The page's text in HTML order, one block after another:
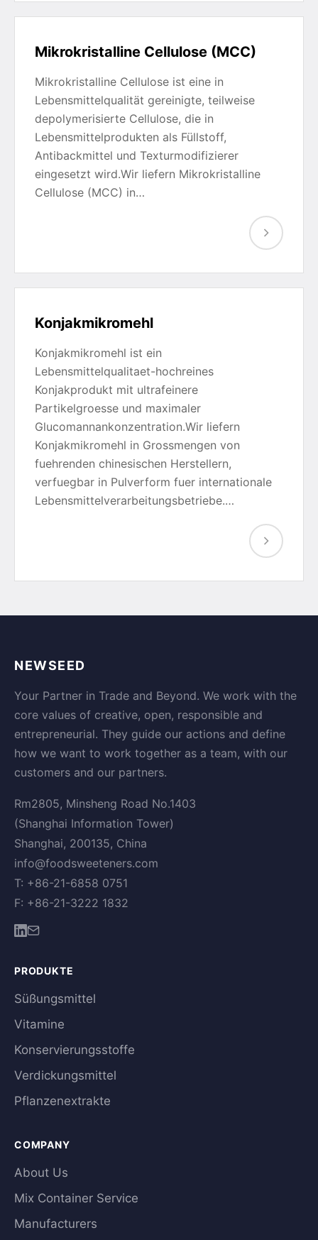
Mikrokristalline Cellulose (MCC)
Mikrokristalline Cellulose ist eine in
Lebensmittelqualität gereinigte, teilweise
depolymerisierte Cellulose, die in
Lebensmittelprodukten als Füllstoff,
Antibackmittel und Texturmodifizierer
eingesetzt wird.Wir liefern Mikrokristalline
Cellulose (MCC) in…
Konjakmikromehl
Konjakmikromehl ist ein
Lebensmittelqualitaet-hochreines
Konjakprodukt mit ultrafeinere
Partikelgroesse und maximaler
Glucomannankonzentration.Wir liefern
Konjakmikromehl in Grossmengen von
fuehrenden chinesischen Herstellern,
verfuegbar in Pulverform fuer internationale
Lebensmittelverarbeitungsbetriebe.…
NEWSEED
Your Partner in Trade and Beyond. We work with the
core values of creative, open, responsible and
entrepreneurial. They guide our actions and define
how we want to work together as a team, with our
customers and our partners.
Rm2805, Minsheng Road No.1403
(Shanghai Information Tower)
Shanghai, 200135, China
info@foodsweeteners.com
T: +86-21-6858 0751
F: +86-21-3222 1832
PRODUKTE
Süßungsmittel
Vitamine
Konservierungsstoffe
Verdickungsmittel
Pflanzenextrakte
COMPANY
About Us
Mix Container Service
Manufacturers